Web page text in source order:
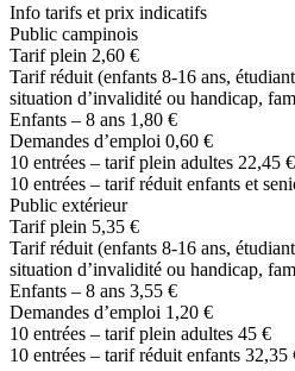
Info tarifs et prix indicatifs
Public campinois
Tarif plein 2,60 €
Tarif réduit (enfants 8-16 ans,
situation d’invalidité ou handicap,
Enfants – 8 ans 1,80 €
Demandes d’emploi 0,60 €
10 entrées – tarif plein adultes 22,45 €
10 entrées – tarif réduit enfants et
Public extérieur
Tarif plein 5,35 €
Tarif réduit (enfants 8-16 ans,
situation d’invalidité ou handicap,
Enfants – 8 ans 3,55 €
Demandes d’emploi 1,20 €
10 entrées – tarif plein adultes 45 €
10 entrées – tarif réduit enfants 32,35